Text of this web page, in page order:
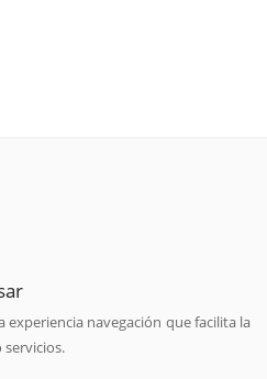
experiencia navegación que facilita la